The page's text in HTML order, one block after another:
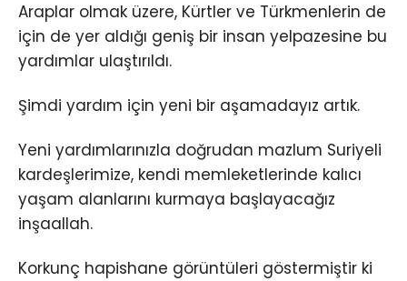
Araplar olmak üzere, Kürtler ve Türkmenlerin de
için de yer aldığı geniş bir insan yelpazesine bu
yardımlar ulaştırıldı.
Şimdi yardım için yeni bir aşamadayız artık.
Yeni yardımlarınızla doğrudan mazlum Suriyeli
kardeşlerimize, kendi memleketlerinde kalıcı
yaşam alanlarını kurmaya başlayacağız
inşaallah.
Korkunç hapishane görüntüleri göstermiştir ki